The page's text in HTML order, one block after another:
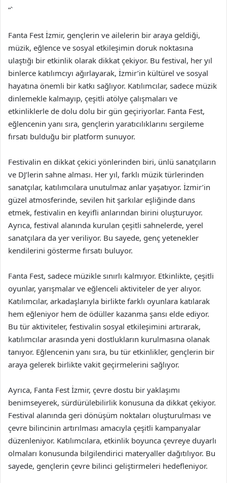
“`
Fanta Fest İzmir, gençlerin ve ailelerin bir araya geldiği,
müzik, eğlence ve sosyal etkileşimin doruk noktasına
ulaştığı bir etkinlik olarak dikkat çekiyor. Bu festival, her yıl
binlerce katılımcıyı ağırlayarak, İzmir’in kültürel ve sosyal
hayatına önemli bir katkı sağlıyor. Katılımcılar, sadece müzik
dinlemekle kalmayıp, çeşitli atölye çalışmaları ve
etkinliklerle de dolu dolu bir gün geçiriyorlar. Fanta Fest,
eğlencenin yanı sıra, gençlerin yaratıcılıklarını sergileme
fırsatı bulduğu bir platform sunuyor.
Festivalin en dikkat çekici yönlerinden biri, ünlü sanatçıların
ve DJ’lerin sahne alması. Her yıl, farklı müzik türlerinden
sanatçılar, katılımcılara unutulmaz anlar yaşatıyor. İzmir’in
güzel atmosferinde, sevilen hit şarkılar eşliğinde dans
etmek, festivalin en keyifli anlarından birini oluşturuyor.
Ayrıca, festival alanında kurulan çeşitli sahnelerde, yerel
sanatçılara da yer veriliyor. Bu sayede, genç yetenekler
kendilerini gösterme fırsatı buluyor.
Fanta Fest, sadece müzikle sınırlı kalmıyor. Etkinlikte, çeşitli
oyunlar, yarışmalar ve eğlenceli aktiviteler de yer alıyor.
Katılımcılar, arkadaşlarıyla birlikte farklı oyunlara katılarak
hem eğleniyor hem de ödüller kazanma şansı elde ediyor.
Bu tür aktiviteler, festivalin sosyal etkileşimini artırarak,
katılımcılar arasında yeni dostlukların kurulmasına olanak
tanıyor. Eğlencenin yanı sıra, bu tür etkinlikler, gençlerin bir
araya gelerek birlikte vakit geçirmelerini sağlıyor.
Ayrıca, Fanta Fest İzmir, çevre dostu bir yaklaşımı
benimseyerek, sürdürülebilirlik konusuna da dikkat çekiyor.
Festival alanında geri dönüşüm noktaları oluşturulması ve
çevre bilincinin artırılması amacıyla çeşitli kampanyalar
düzenleniyor. Katılımcılara, etkinlik boyunca çevreye duyarlı
olmaları konusunda bilgilendirici materyaller dağıtılıyor. Bu
sayede, gençlerin çevre bilinci geliştirmeleri hedefleniyor.